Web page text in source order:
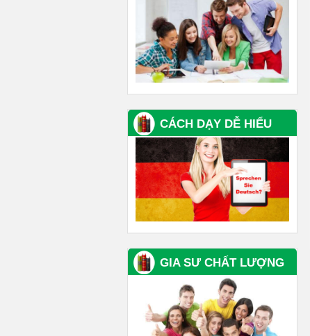
CÁCH DẠY DỄ HIỂU
GIA SƯ CHẤT LƯỢNG